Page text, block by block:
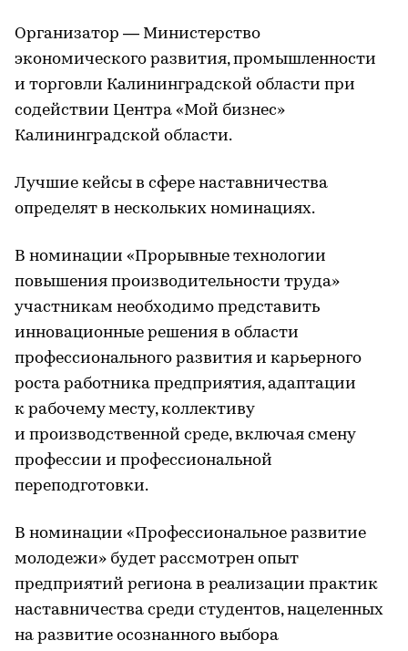
Организатор — Министерство
экономического развития, промышленности
и торговли Калининградской области при
содействии Центра «Мой бизнес»
Калининградской области.
Лучшие кейсы в сфере наставничества
определят в нескольких номинациях.
В номинации «Прорывные технологии
повышения производительности труда»
участникам необходимо представить
инновационные решения в области
профессионального развития и карьерного
роста работника предприятия, адаптации
к рабочему месту, коллективу
и производственной среде, включая смену
профессии и профессиональной
переподготовки.
В номинации «Профессиональное развитие
молодежи» будет рассмотрен опыт
предприятий региона в реализации практик
наставничества среди студентов, нацеленных
на развитие осознанного выбора